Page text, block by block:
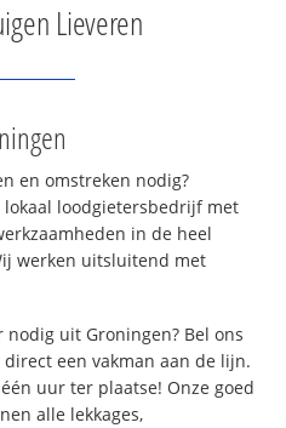
Lieveren
en omstreken nodig?
loodgietersbedrijf met
in de heel
werken uitsluitend met
uit Groningen? Bel ons
een vakman aan de lijn.
uur ter plaatse! Onze goed
alle lekkages,